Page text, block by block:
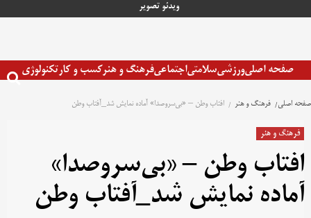
ویدئو تصویر
صفحه اصلیورزشیسلامتیاجتماعیفرهنگ و هنرکسب و کارتکنولوژی
صفحه اصلی فرهنگ و هنر افتاب وطن – «بی‌سروصدا» آماده نمایش شد_آفتاب وطن
فرهنگ و هنر
افتاب وطن – «بی‌سروصدا»
آماده نمایش شد_آفتاب وطن